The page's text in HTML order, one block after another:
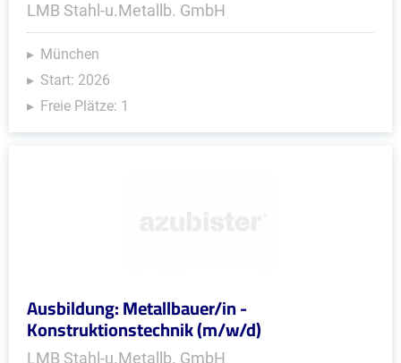
LMB Stahl-u.Metallb. GmbH
München
Start: 2026
Freie Plätze: 1
Ausbildung: Metallbauer/in -
Konstruktionstechnik (m/w/d)
LMB Stahl-u.Metallb. GmbH